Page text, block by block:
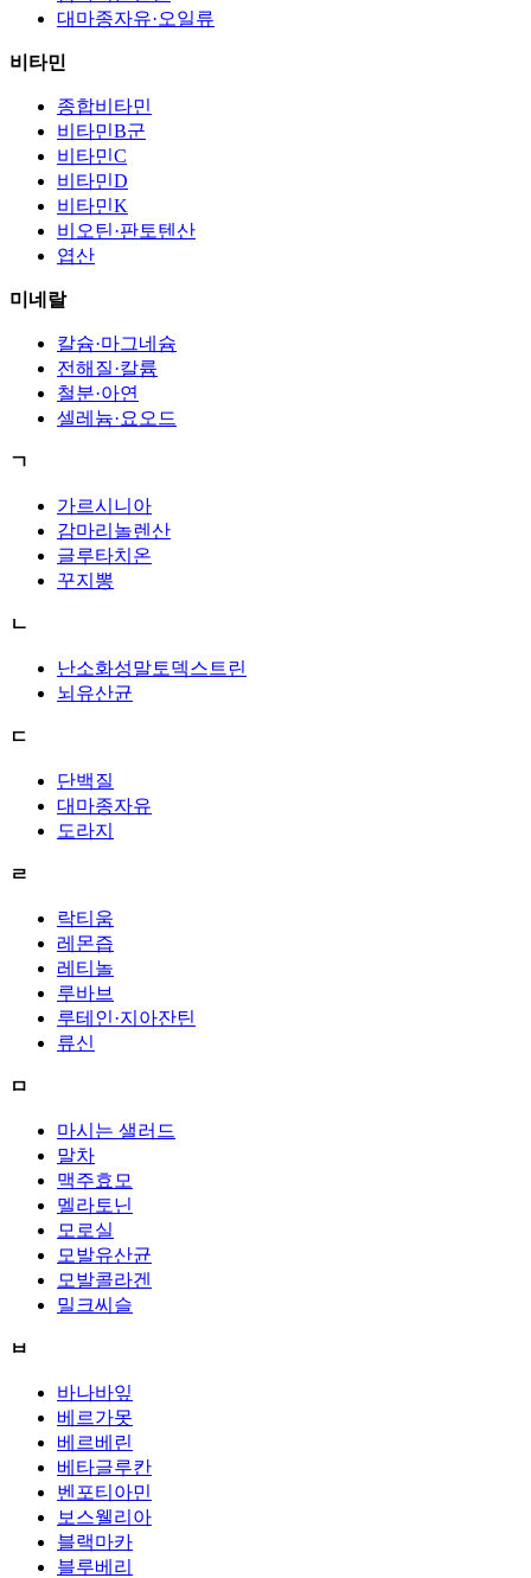
대마종자유·오일류
비타민
종합비타민
비타민B군
비타민C
비타민D
비타민K
비오틴·판토텐산
엽산
미네랄
칼슘·마그네슘
전해질·칼륨
철분·아연
셀레늄·요오드
ㄱ
가르시니아
감마리놀렌산
글루타치온
꾸지뽕
ㄴ
난소화성말토덱스트린
뇌유산균
ㄷ
단백질
대마종자유
도라지
ㄹ
락티움
레몬즙
레티놀
루바브
루테인·지아잔틴
류신
ㅁ
마시는 샐러드
말차
맥주효모
멜라토닌
모로실
모발유산균
모발콜라겐
밀크씨슬
ㅂ
바나바잎
베르가못
베르베린
베타글루칸
벤포티아민
보스웰리아
블랙마카
블루베리